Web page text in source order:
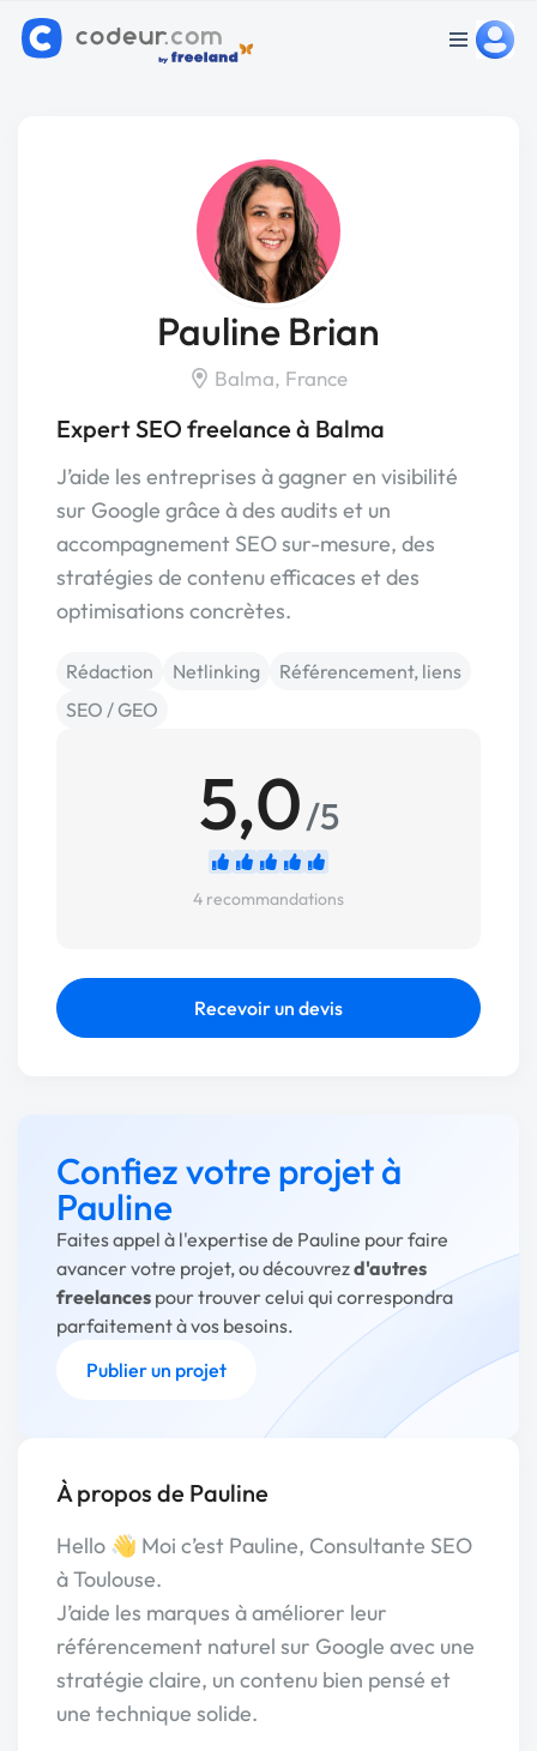
Pauline Brian
Balma, France
Expert SEO freelance à Balma
J’aide les entreprises à gagner en visibilité
sur Google grâce à des audits et un
accompagnement SEO sur-mesure, des
stratégies de contenu efficaces et des
optimisations concrètes.
Rédaction Netlinking
Référencement, liens
SEO / GEO
5,0/5
4 recommandations
Recevoir un devis
Confiez votre projet à
Pauline
Faites appel à l'expertise de Pauline pour faire
avancer votre projet, ou découvrezd'autres
freelances pour trouver celui qui correspondra
parfaitement à vos besoins.
Publier un projet
À propos de Pauline
Hello 👋 Moi c’est Pauline, Consultante SEO
à Toulouse.
J’aide les marques à améliorer leur
référencement naturel sur Google avec une
stratégie claire, un contenu bien pensé et
une technique solide.